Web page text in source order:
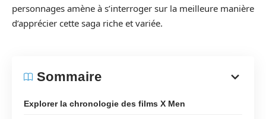
personnages amène à s’interroger sur la meilleure manière
d’apprécier cette saga riche et variée.
Sommaire
Explorer la chronologie des films X Men